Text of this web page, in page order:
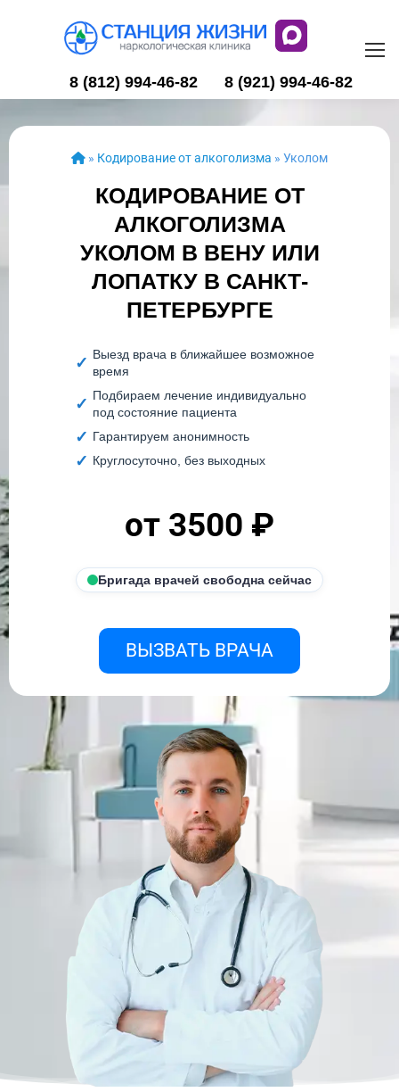
8 (812) 994-46-82 8 (921) 994-46-82
» Кодирование от алкоголизма » Уколом
КОДИРОВАНИЕ ОТ
АЛКОГОЛИЗМА
УКОЛОМ В ВЕНУ ИЛИ
ЛОПАТКУ В САНКТ-
ПЕТЕРБУРГЕ
Выезд врача в ближайшее возможное
время
Подбираем лечение индивидуально
под состояние пациента
Гарантируем анонимность
Круглосуточно, без выходных
от 3500 ₽
Бригада врачей свободна сейчас
ВЫЗВАТЬ ВРАЧА